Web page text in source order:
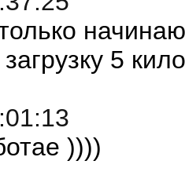
5
))))